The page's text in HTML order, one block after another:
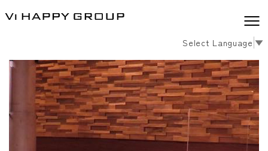
Select Language ▼